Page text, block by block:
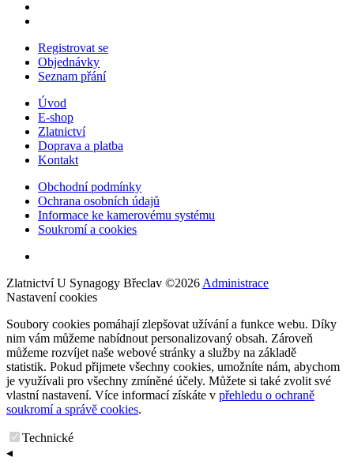
Registrovat se
Objednávky
Seznam přání
Úvod
E-shop
Zlatnictví
Doprava a platba
Kontakt
Obchodní podmínky
Ochrana osobních údajů
Informace ke kamerovému systému
Soukromí a cookies
Zlatnictví U Synagogy Břeclav ©2026 Administrace
Nastavení cookies
Soubory cookies pomáhají zlepšovat užívání a funkce webu. Díky
nim vám můžeme nabídnout personalizovaný obsah. Zároveň
můžeme rozvíjet naše webové stránky a služby na základě
statistik. Pokud přijmete všechny cookies, umožníte nám, abychom
je využívali pro všechny zmíněné účely. Můžete si také zvolit své
vlastní nastavení. Více informací získáte v přehledu o ochraně
soukromí a správě cookies.
Technické
◂